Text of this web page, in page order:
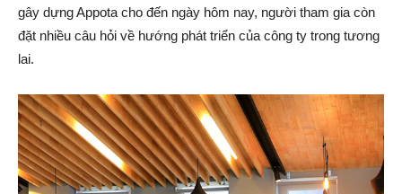
gây dựng Appota cho đến ngày hôm nay, người tham gia còn
đặt nhiều câu hỏi về hướng phát triển của công ty trong tương
lai.